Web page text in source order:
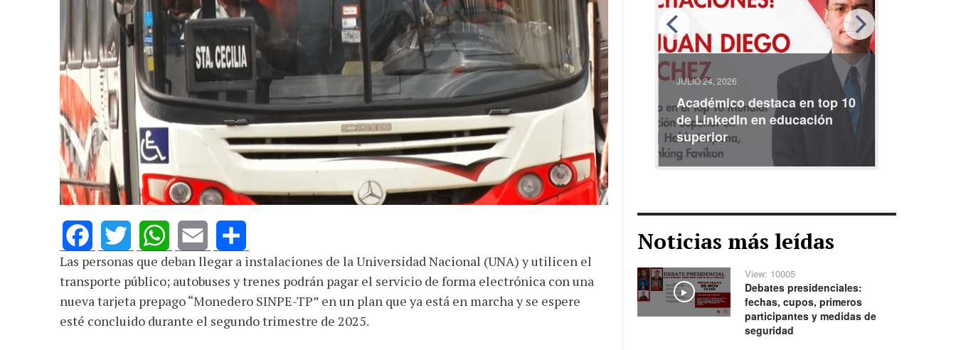
FacebookTwitterWhatsApp
Email Share
Las personas que deban llegar a instalaciones de la Universidad Nacional (UNA) y utilicen el
transporte público; autobuses y trenes podrán pagar el servicio de forma electrónica con una
nueva tarjeta prepago “Monedero SINPE-TP” en un plan que ya está en marcha y se espere
esté concluido durante el segundo trimestre de 2025.
AGOSTO 05, 2026
Consejo Universitario llama a
defender la democracia
JULIO 24, 2026
Rechazo al reparto desigual
de ganancias es mayor
cuando hubo esfuerzo
JULIO 24, 2026
Académico destaca en top 10
de LinkedIn en educación
superior
Noticias más leídas
Play
View: 10005
Debates presidenciales:
fechas, cupos, primeros
participantes y medidas de
seguridad